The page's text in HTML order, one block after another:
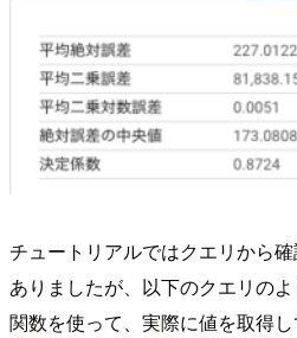
チュートリアルではクエリから
ありましたが、以下のクエリの
関数を使って、実際に値を取得し